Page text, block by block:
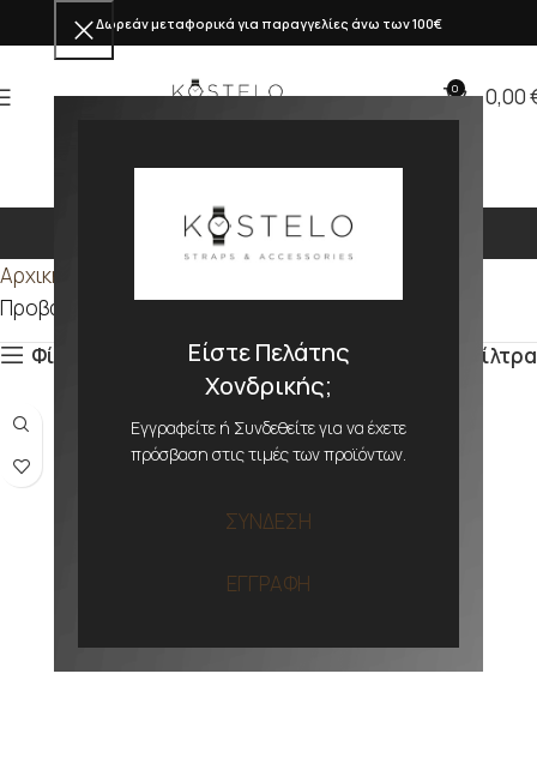
Είστε Πελάτης
Χονδρικής;
Εγγραφείτε ή Συνδεθείτε για να έχετε
πρόσβαση στις τιμές των προϊόντων.
ΣΥΝΔΕΣΗ
ΕΓΓΡΑΦΗ
Δωρεάν μεταφορικά για παραγγελίες άνω των 100€
0 0,00
304mm
Αρχική σελίδα
Προβάλλονται όλα - 3 αποτελέσματα
Φίλτρα
Φίλτρα